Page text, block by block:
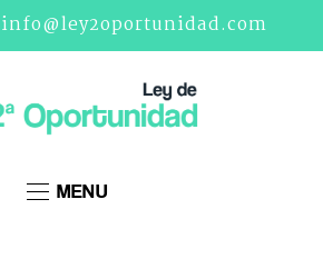
info@ley2oportunidad.com
MENU